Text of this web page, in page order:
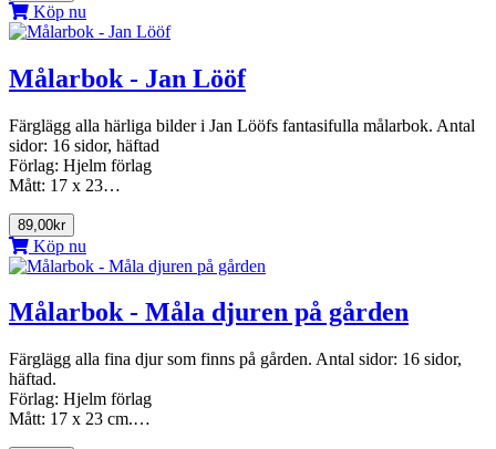
Köp nu
Målarbok - Jan Lööf
Färglägg alla härliga bilder i Jan Lööfs fantasifulla målarbok. Antal
sidor: 16 sidor, häftad
Förlag: Hjelm förlag
Mått: 17 x 23…
89,00kr
Köp nu
Målarbok - Måla djuren på gården
Färglägg alla fina djur som finns på gården. Antal sidor: 16 sidor,
häftad.
Förlag: Hjelm förlag
Mått: 17 x 23 cm.…